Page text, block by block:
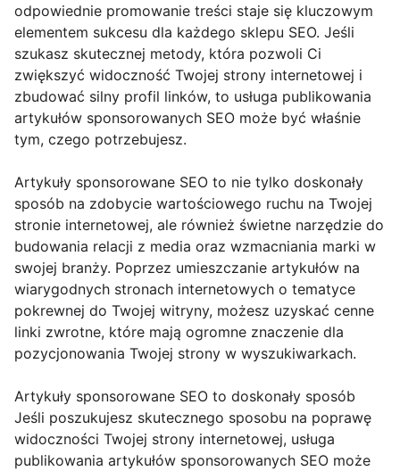
odpowiednie promowanie treści staje się kluczowym
elementem sukcesu dla każdego sklepu SEO. Jeśli
szukasz skutecznej metody, która pozwoli Ci
zwiększyć widoczność Twojej strony internetowej i
zbudować silny profil linków, to usługa publikowania
artykułów sponsorowanych SEO może być właśnie
tym, czego potrzebujesz.
Artykuły sponsorowane SEO to nie tylko doskonały
sposób na zdobycie wartościowego ruchu na Twojej
stronie internetowej, ale również świetne narzędzie do
budowania relacji z media oraz wzmacniania marki w
swojej branży. Poprzez umieszczanie artykułów na
wiarygodnych stronach internetowych o tematyce
pokrewnej do Twojej witryny, możesz uzyskać cenne
linki zwrotne, które mają ogromne znaczenie dla
pozycjonowania Twojej strony w wyszukiwarkach.
Artykuły sponsorowane SEO to doskonały sposób
Jeśli poszukujesz skutecznego sposobu na poprawę
widoczności Twojej strony internetowej, usługa
publikowania artykułów sponsorowanych SEO może